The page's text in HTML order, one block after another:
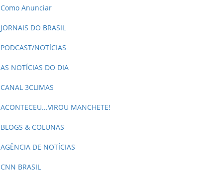
Como Anunciar
JORNAIS DO BRASIL
PODCAST/NOTÍCIAS
AS NOTÍCIAS DO DIA
CANAL 3CLIMAS
ACONTECEU...VIROU MANCHETE!
BLOGS & COLUNAS
AGÊNCIA DE NOTÍCIAS
CNN BRASIL